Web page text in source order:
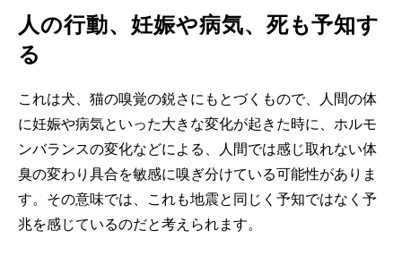
人の行動、妊娠や病気、死も予知す
る
これは犬、猫の嗅覚の鋭さにもとづくもので、人間の体
に妊娠や病気といった大きな変化が起きた時に、ホルモ
ンバランスの変化などによる、人間では感じ取れない体
臭の変わり具合を敏感に嗅ぎ分けている可能性がありま
す。その意味では、これも地震と同じく予知ではなく予
兆を感じているのだと考えられます。